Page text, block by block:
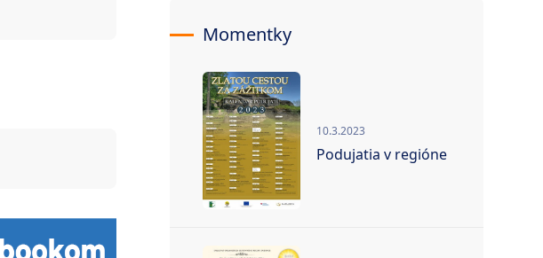
Momentky
10.3.2023
Podujatia v regióne